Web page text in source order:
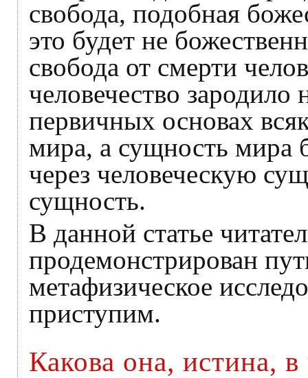
свобода, подобная
это будет не
свобода от смерти
человечество
первичных основах
мира, а сущность мира
через человеческую
сущность.
В данной статье
продемонстрирован
метафизическое
приступим.
Какова она, истина,